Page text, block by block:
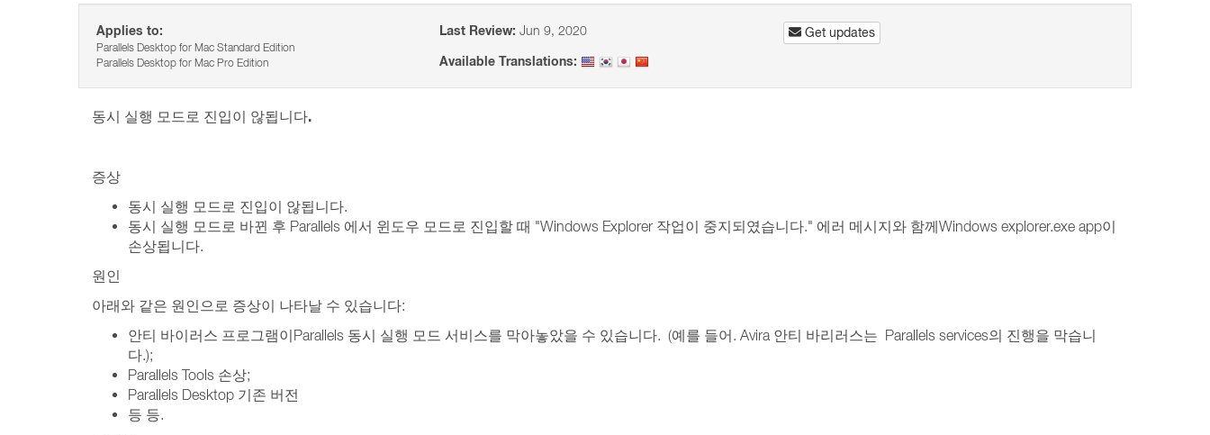
Applies to:
Parallels Desktop for Mac Standard Edition
Parallels Desktop for Mac Pro Edition
Last Review: Jun 9, 2020
Available Translations:
Get updates
동시 실행 모드로 진입이 않됩니다.
증상
동시 실행 모드로 진입이 않됩니다.
동시 실행 모드로 바뀐 후 Parallels 에서 윈도우 모드로 진입할 때 "Windows Explorer 작업이 중지되였습니다." 에러 메시지와 함께Windows explorer.exe app이
손상됩니다.
원인
아래와 같은 원인으로 증상이 나타날 수 있습니다:
안티 바이러스 프로그램이Parallels 동시 실행 모드 서비스를 막아놓았을 수 있습니다. (예를 들어. Avira 안티 바리러스는 Parallels services의 진행을 막습니
다.);
Parallels Tools 손상;
Parallels Desktop 기존 버전
등 등.